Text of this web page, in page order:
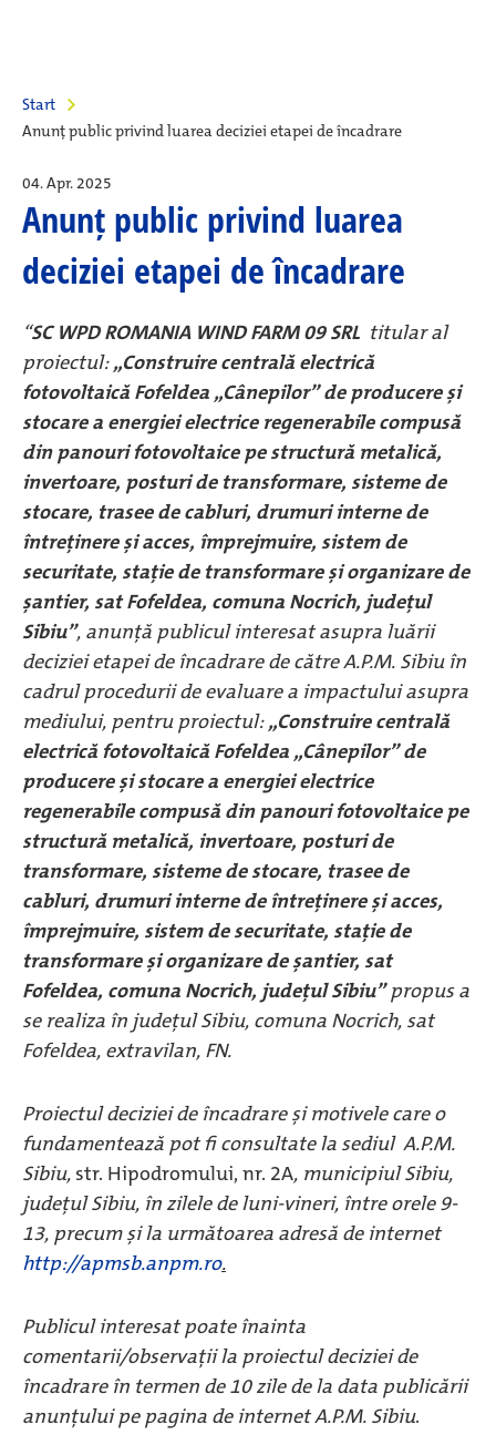
Start
Anunț public privind luarea deciziei etapei de încadrare
04. Apr. 2025
Anunț public privind luarea
deciziei etapei de încadrare
“SC WPD ROMANIA WIND FARM 09 SRL titular al
proiectul: „Construire centrală electrică
fotovoltaică Fofeldea „Cânepilor’’ de producere și
stocare a energiei electrice regenerabile compusă
din panouri fotovoltaice pe structură metalică,
invertoare, posturi de transformare, sisteme de
stocare, trasee de cabluri, drumuri interne de
întreținere și acces, împrejmuire, sistem de
securitate, stație de transformare și organizare de
șantier, sat Fofeldea, comuna Nocrich, județul
Sibiu”, anunță publicul interesat asupra luării
deciziei etapei de încadrare de către A.P.M. Sibiu în
cadrul procedurii de evaluare a impactului asupra
mediului, pentru proiectul:„Construire centrală
electrică fotovoltaică Fofeldea „Cânepilor’’ de
producere și stocare a energiei electrice
regenerabile compusă din panouri fotovoltaice pe
structură metalică, invertoare, posturi de
transformare, sisteme de stocare, trasee de
cabluri, drumuri interne de întreținere și acces,
împrejmuire, sistem de securitate, stație de
transformare și organizare de șantier, sat
Fofeldea, comuna Nocrich, județul Sibiu”propus a
se realiza în județul Sibiu, comuna Nocrich, sat
Fofeldea, extravilan, FN.
Proiectul deciziei de încadrare și motivele care o
fundamentează pot fi consultate la sediul A.P.M.
Sibiu, str. Hipodromului, nr. 2A, municipiul Sibiu,
județul Sibiu, în zilele de luni-vineri, între orele 9-
13, precum și la următoarea adresă de internet
http://apmsb.anpm.ro.
Publicul interesat poate înainta
comentarii/observaţii la proiectul deciziei de
încadrare în termen de 10 zile de la data publicării
anunţului pe pagina de internet A.P.M. Sibiu.